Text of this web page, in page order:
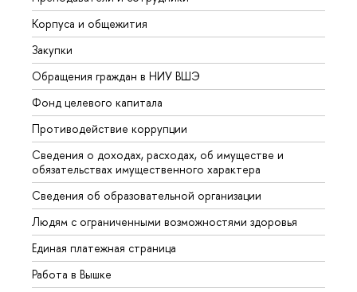
Корпуса и общежития
Закупки
Обращения граждан в НИУ ВШЭ
Фонд целевого капитала
Противодействие коррупции
Сведения о доходах, расходах, об имуществе и
обязательствах имущественного характера
Сведения об образовательной организации
Людям с ограниченными возможностями здоровья
Единая платежная страница
Работа в Вышке